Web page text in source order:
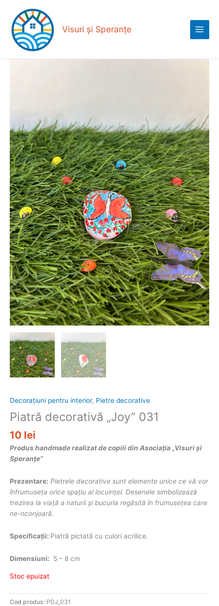
content
Visuri și Speranțe
Menu
Decorațiuni pentru interior, Pietre decorative
Piatră decorativă „Joy” 031
10 lei
Produs handmade realizat de copiii din Asociația „Visuri și
Speranțe”
Prezentare: Pietrele decorative sunt elemente unice ce vă vor
înfrumuseța orice spațiu al locuinței. Desenele simbolizează
trezirea la viață a naturii și bucuria regăsită în frumusețea care
ne-nconjoară.
Specificații: Piatră pictată cu culori acrilice.
Dimensiuni: 5 – 8 cm
Stoc epuizat
Cod produs: PDJ_031